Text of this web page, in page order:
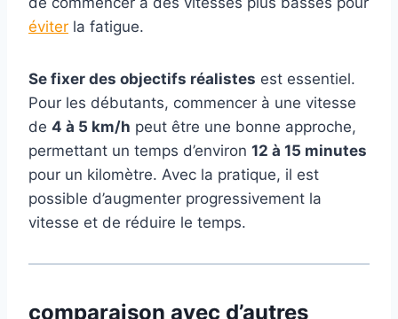
éviter la fatigue.
Se fixer des objectifs réalistes est essentiel.
Pour les débutants, commencer à une vitesse
de 4 à 5 km/h peut être une bonne approche,
permettant un temps d’environ 12 à 15 minutes
pour un kilomètre. Avec la pratique, il est
possible d’augmenter progressivement la
vitesse et de réduire le temps.
comparaison avec d’autres